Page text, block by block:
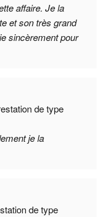
affaire. Je la
et son très grand
sincèrement pour
de type
je la
de type